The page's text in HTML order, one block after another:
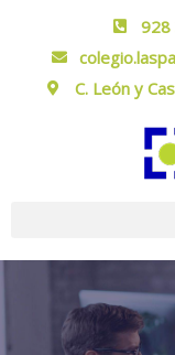
928
C. León y